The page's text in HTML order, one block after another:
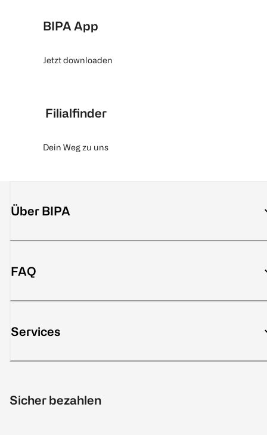
BIPA App
Jetzt downloaden
Filialfinder
Dein Weg zu uns
Über BIPA
FAQ
Services
Sicher bezahlen